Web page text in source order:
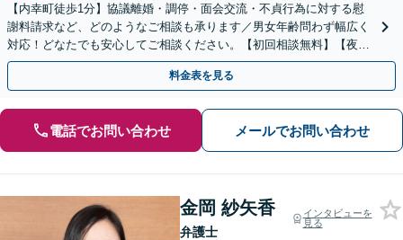
【内幸町徒歩1分】協議離婚・調停・面会交流・不貞行為に対する慰
謝料請求など、どのようなご相談も承ります／男女年齢問わず幅広く
対応！どなたでも安心してご相談ください。【初回相談無料】【夜間
休日面談可】お悩みに寄り添います。
料金表を見る
電話でお問い合わせ メールでお問い合わせ
金岡 紗矢香
弁護士
インタビューを
見る